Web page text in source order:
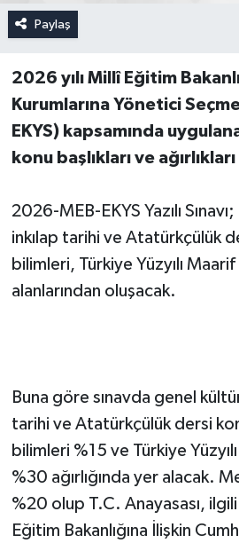
Paylaş
2026 yılı Millî Eğitim
Kurumlarına Yönetici Seçme
EKYS) kapsamında
konu başlıkları ve
2026-MEB-EKYS Yazılı
inkılap tarihi ve Atatürkçülük
bilimleri, Türkiye Yüzyılı
alanlarından oluşacak.
Buna göre sınavda genel
tarihi ve Atatürkçülük dersi
bilimleri %15 ve Türkiye
%30 ağırlığında yer alacak.
%20 olup T.C. Anayasası,
Eğitim Bakanlığına İlişkin